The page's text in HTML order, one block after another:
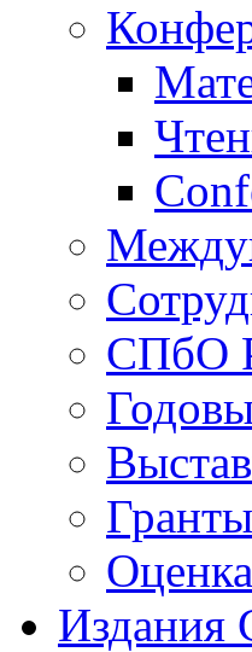
СПбО
Гранты